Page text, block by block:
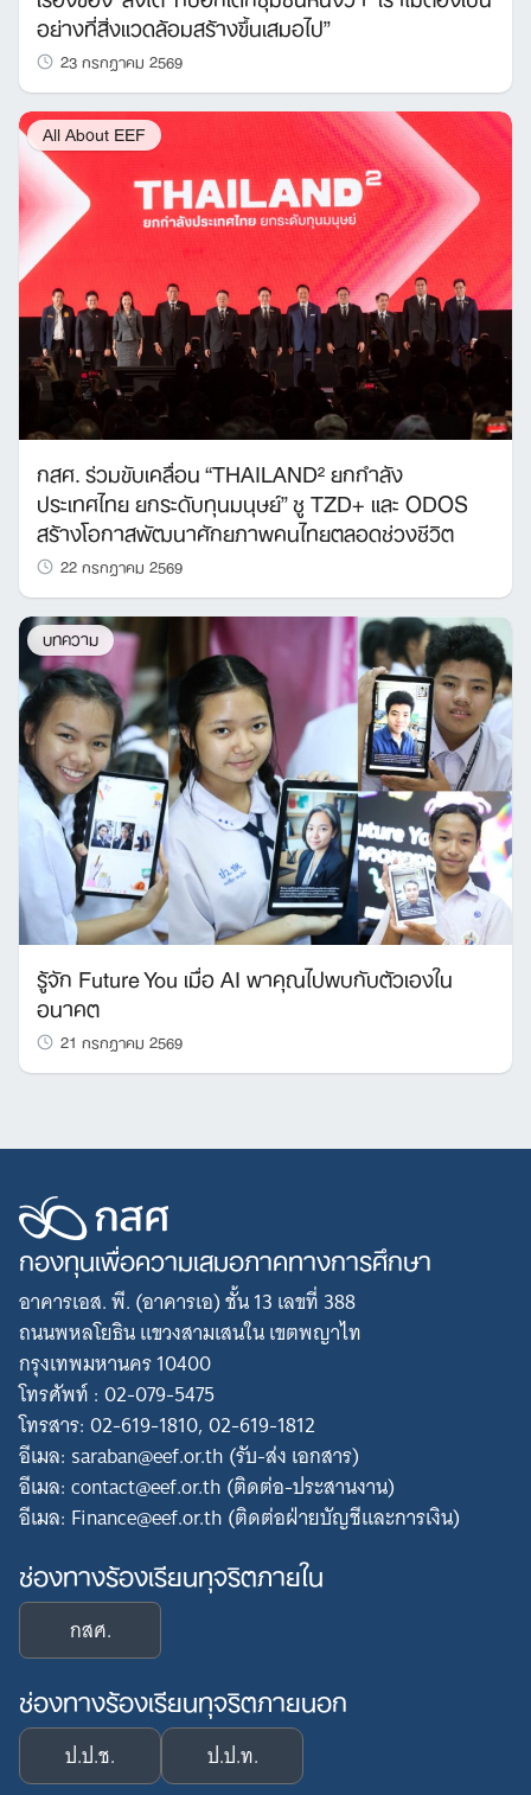
อย่างที่สิ่งแวดล้อมสร้างขึ้นเสมอไป”
23 กรกฎาคม 2569
All About EEF
กสศ. ร่วมขับเคลื่อน “THAILAND² ยกกำลัง
ประเทศไทย ยกระดับทุนมนุษย์” ชู TZD+ และ ODOS
สร้างโอกาสพัฒนาศักยภาพคนไทยตลอดช่วงชีวิต
22 กรกฎาคม 2569
บทความ
รู้จัก Future You เมื่อ AI พาคุณไปพบกับตัวเองใน
อนาคต
21 กรกฎาคม 2569
กองทุนเพื่อความเสมอภาคทางการศึกษา
อาคารเอส. พี. (อาคารเอ) ชั้น 13 เลขที่ 388
ถนนพหลโยธิน แขวงสามเสนใน เขตพญาไท
กรุงเทพมหานคร 10400
โทรศัพท์ : 02-079-5475
โทรสาร: 02-619-1810, 02-619-1812
อีเมล: saraban@eef.or.th (รับ-ส่ง เอกสาร)
อีเมล: contact@eef.or.th (ติดต่อ-ประสานงาน)
อีเมล: Finance@eef.or.th (ติดต่อฝ่ายบัญชีและการเงิน)
ช่องทางร้องเรียนทุจริตภายใน
กสศ.
ช่องทางร้องเรียนทุจริตภายนอก
ป.ป.ช. ป.ป.ท.